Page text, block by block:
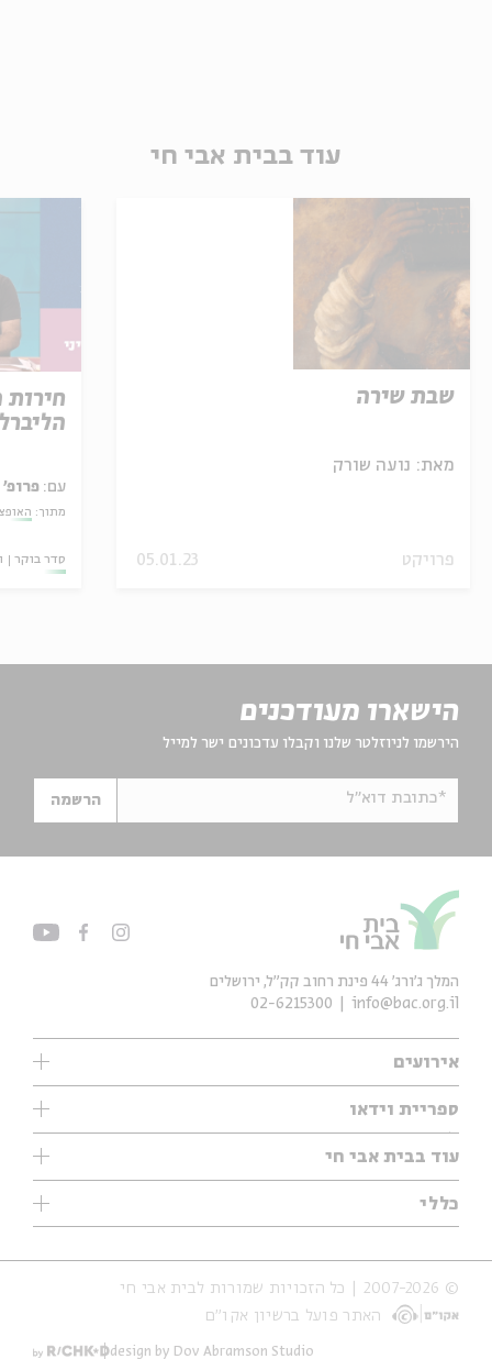
עוד בבית אבי חי
שבת שירה
מאת: נועה שורק
פרויקט 05.01.23
עם: פרופ'
מתוך:
סדר בוקר
הישארו מעודכנים
הירשמו לניוזלטר שלנו וקבלו עדכונים ישר למייל
*כתובת דוא"ל הרשמה
אירועים
עיון
אנגלית
נוער
סדרות
אירועי עבר
אירועים בירושלים
ספריית וידאו
ילדים
מוזיקה
עיון
מיוחדים
עוד בבית אבי חי
תערוכות
מיוחדים
כללי
אודות
הצהרת נגישות
תנאי שימוש והצהרת פרטיות
המלך ג'ורג' 44 פינת רחוב קק״ל, ירושלים
info@bac.org.il
02-6215300
© 2007-2026 | כל הזכויות שמורות לבית אבי חי
האתר פועל ברשיון אקו״ם
design by Dov Abramson Studio